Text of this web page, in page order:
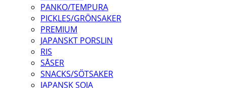
PANKO/TEMPURA
PICKLES/GRÖNSAKER
PREMIUM
JAPANSKT PORSLIN
RIS
SÅSER
SNACKS/SÖTSAKER
JAPANSK SOJA